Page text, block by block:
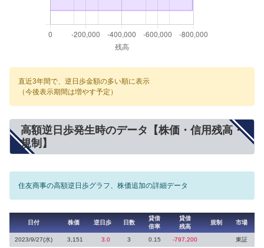
直近3年間で、逆日歩金額の多い順に表示
（今後表示期間は増やす予定）
高額逆日歩発生時のデータ【株価・信用残高・
規制】
住友商事の高額逆日歩グラフ、株価追加の詳細データ
日付 株価 逆日歩 日数
貸借
倍率
貸借
残高
規制 市場
2023/9/27(水) 3,151 3.0 3 0.15 -797,200 東証